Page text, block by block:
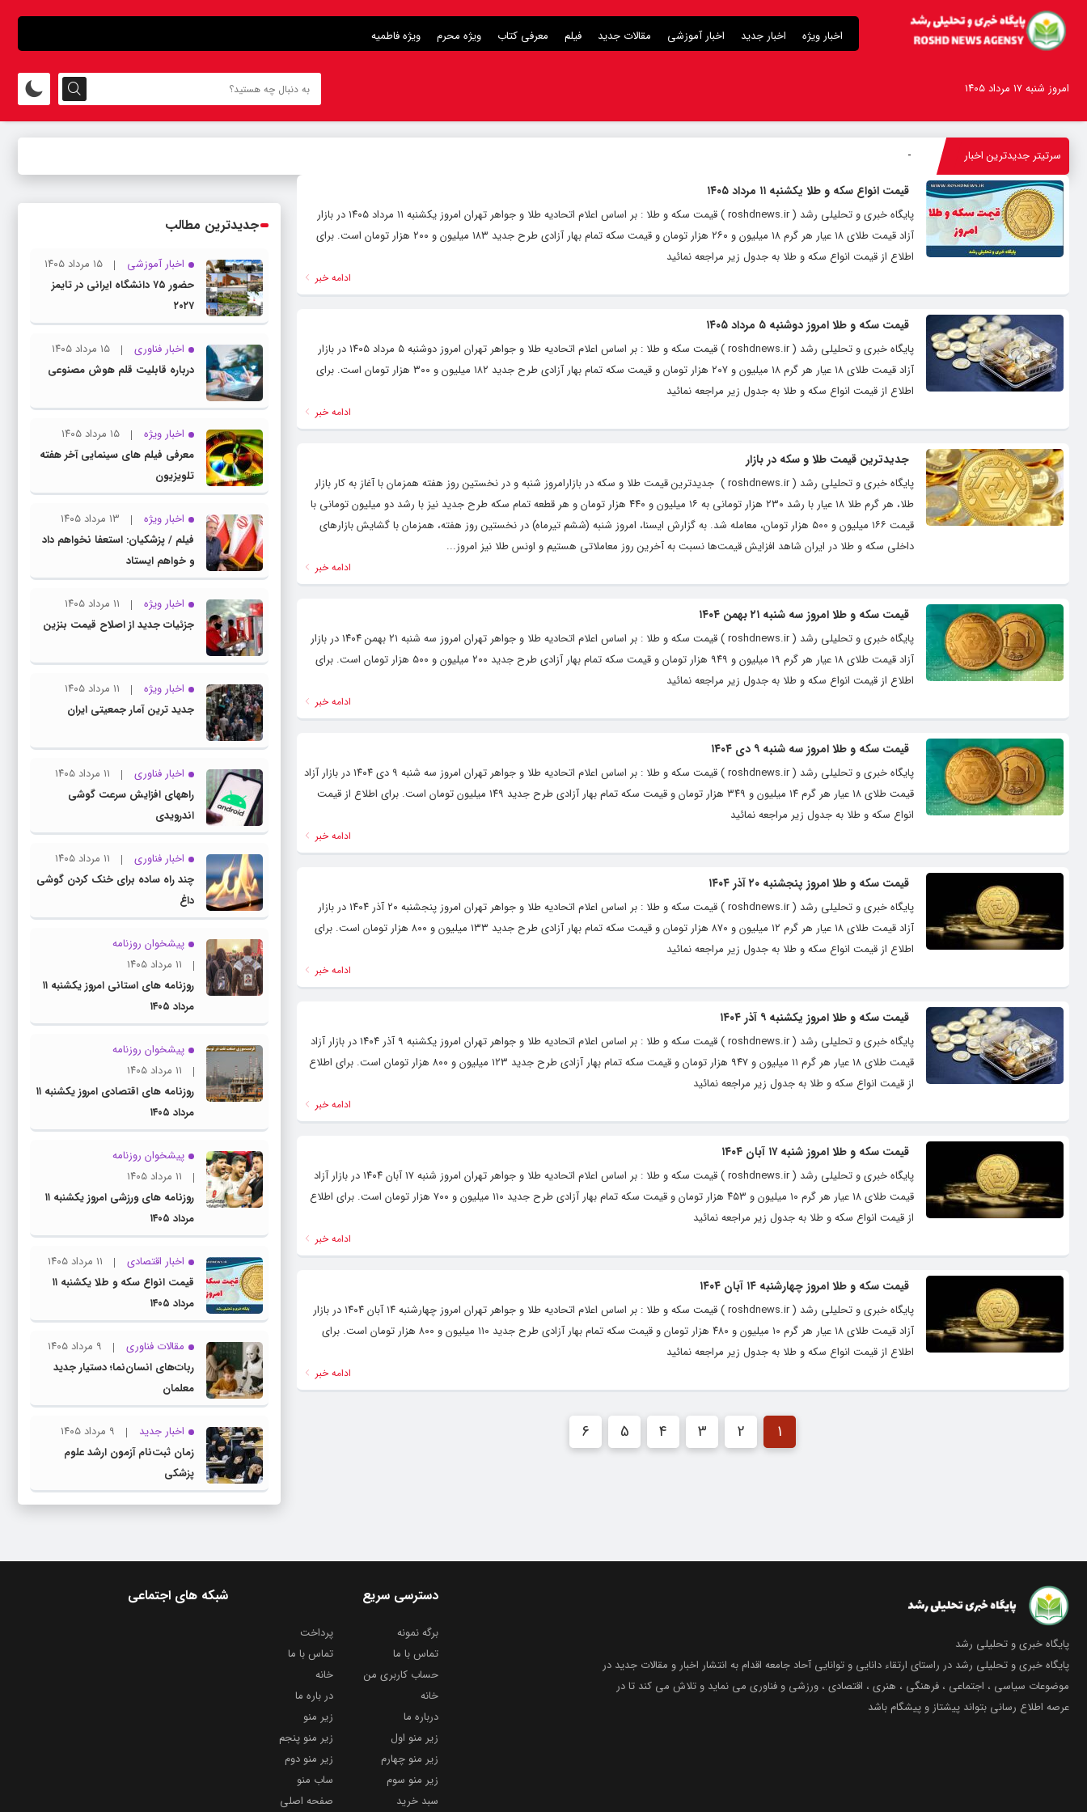
اخبار ویژه اخبار جدید اخبار آموزشی مقالات جدید فیلم معرفی کتاب ویژه محرم ویژه فاطمیه
امروز شنبه ۱۷ مرداد ۱۴۰۵
سرتیتر جدیدترین اخبار درباره قابلی
قیمت انواع سکه و طلا یکشنبه ۱۱ مرداد ۱۴۰۵
پایگاه خبری و تحلیلی رشد ( roshdnews.ir ) قیمت سکه و طلا : بر اساس اعلام اتحادیه طلا و جواهر تهران امروز یکشنبه ۱۱ مرداد ۱۴۰۵ در بازار
آزاد قیمت طلای ۱۸ عیار هر گرم ۱۸ میلیون و ۲۶۰ هزار تومان و قیمت سکه تمام‌ بهار آزادی طرح جدید ۱۸۳ میلیون و ۲۰۰ هزار تومان است. برای
اطلاع از قیمت انواع سکه و طلا به جدول زیر مراجعه نمائید
ادامه خبر
قیمت سکه و طلا امروز دوشنبه ۵ مرداد ۱۴۰۵
پایگاه خبری و تحلیلی رشد ( roshdnews.ir ) قیمت سکه و طلا : بر اساس اعلام اتحادیه طلا و جواهر تهران امروز دوشنبه ۵ مرداد ۱۴۰۵ در بازار
آزاد قیمت طلای ۱۸ عیار هر گرم ۱۸ میلیون و ۲۰۷ هزار تومان و قیمت سکه تمام‌ بهار آزادی طرح جدید ۱۸۲ میلیون و ۳۰۰ هزار تومان است. برای
اطلاع از قیمت انواع سکه و طلا به جدول زیر مراجعه نمائید
ادامه خبر
جدیدترین قیمت طلا و سکه در بازار
پایگاه خبری و تحلیلی رشد ( roshdnews.ir ) جدیدترین قیمت طلا و سکه در بازارامروز شنبه و در نخستین روز هفته همزمان با آغاز به کار بازار
طلا، هر گرم طلا ۱۸ عیار با رشد ۲۳۰ هزار تومانی به ۱۶ میلیون و ۴۴۰ هزار تومان و هر قطعه تمام سکه طرح جدید نیز با رشد دو میلیون تومانی با
قیمت ۱۶۶ میلیون و ۵۰۰ هزار تومان، معامله شد. به گزارش ایسنا، امروز شنبه (ششم تیرماه) در نخستین روز هفته، ‌همزمان با گشایش بازارهای
داخلی سکه و طلا در ایران شاهد افزایش قیمت‌ها نسبت به آخرین روز معاملاتی هستیم و اونس طلا نیز امروز...
ادامه خبر
قیمت سکه و طلا امروز سه شنبه ۲۱ بهمن ۱۴۰۴
پایگاه خبری و تحلیلی رشد ( roshdnews.ir ) قیمت سکه و طلا : بر اساس اعلام اتحادیه طلا و جواهر تهران امروز سه شنبه ۲۱ بهمن ۱۴۰۴ در بازار
آزاد قیمت طلای ۱۸ عیار هر گرم ۱۹ میلیون و ۹۴۹ هزار تومان و قیمت سکه تمام‌ بهار آزادی طرح جدید ۲۰۰ میلیون و ۵۰۰ هزار تومان است. برای
اطلاع از قیمت انواع سکه و طلا به جدول زیر مراجعه نمائید
ادامه خبر
قیمت سکه و طلا امروز سه شنبه ۹ دی ۱۴۰۴
پایگاه خبری و تحلیلی رشد ( roshdnews.ir ) قیمت سکه و طلا : بر اساس اعلام اتحادیه طلا و جواهر تهران امروز سه شنبه ۹ دی ۱۴۰۴ در بازار آزاد
قیمت طلای ۱۸ عیار هر گرم ۱۴ میلیون و ۳۴۹ هزار تومان و قیمت سکه تمام‌ بهار آزادی طرح جدید ۱۴۹ میلیون تومان است. برای اطلاع از قیمت
انواع سکه و طلا به جدول زیر مراجعه نمائید
ادامه خبر
قیمت سکه و طلا امروز پنجشنبه ۲۰ آذر ۱۴۰۴
پایگاه خبری و تحلیلی رشد ( roshdnews.ir ) قیمت سکه و طلا : بر اساس اعلام اتحادیه طلا و جواهر تهران امروز پنجشنبه ۲۰ آذر ۱۴۰۴ در بازار
آزاد قیمت طلای ۱۸ عیار هر گرم ۱۲ میلیون و ۸۷۰ هزار تومان و قیمت سکه تمام‌ بهار آزادی طرح جدید ۱۳۳ میلیون و ۸۰۰ هزار تومان است. برای
اطلاع از قیمت انواع سکه و طلا به جدول زیر مراجعه نمائید
ادامه خبر
قیمت سکه و طلا امروز یکشنبه ۹ آذر ۱۴۰۴
پایگاه خبری و تحلیلی رشد ( roshdnews.ir ) قیمت سکه و طلا : بر اساس اعلام اتحادیه طلا و جواهر تهران امروز یکشنبه ۹ آذر ۱۴۰۴ در بازار آزاد
قیمت طلای ۱۸ عیار هر گرم ۱۱ میلیون و ۹۴۷ هزار تومان و قیمت سکه تمام‌ بهار آزادی طرح جدید ۱۲۳ میلیون و ۸۰۰ هزار تومان است. برای اطلاع
از قیمت انواع سکه و طلا به جدول زیر مراجعه نمائید
ادامه خبر
قیمت سکه و طلا امروز شنبه ۱۷ آبان ۱۴۰۴
پایگاه خبری و تحلیلی رشد ( roshdnews.ir ) قیمت سکه و طلا : بر اساس اعلام اتحادیه طلا و جواهر تهران امروز شنبه ۱۷ آبان ۱۴۰۴ در بازار آزاد
قیمت طلای ۱۸ عیار هر گرم ۱۰ میلیون و ۴۵۳ هزار تومان و قیمت سکه تمام‌ بهار آزادی طرح جدید ۱۱۰ میلیون و ۷۰۰ هزار تومان است. برای اطلاع
از قیمت انواع سکه و طلا به جدول زیر مراجعه نمائید
ادامه خبر
قیمت سکه و طلا امروز چهارشنبه ۱۴ آبان ۱۴۰۴
پایگاه خبری و تحلیلی رشد ( roshdnews.ir ) قیمت سکه و طلا : بر اساس اعلام اتحادیه طلا و جواهر تهران امروز چهارشنبه ۱۴ آبان ۱۴۰۴ در بازار
آزاد قیمت طلای ۱۸ عیار هر گرم ۱۰ میلیون و ۴۸۰ هزار تومان و قیمت سکه تمام‌ بهار آزادی طرح جدید ۱۱۰ میلیون و ۸۰۰ هزار تومان است. برای
اطلاع از قیمت انواع سکه و طلا به جدول زیر مراجعه نمائید
ادامه خبر
1
2
3
4
5
6
جدیدترین مطالب
اخبار آموزشی
۱۵ مرداد ۱۴۰۵
حضور ۷۵ دانشگاه ایرانی در تایمز
۲۰۲۷
اخبار فناوری
۱۵ مرداد ۱۴۰۵
درباره قابلیت قلم هوش مصنوعی
اخبار ویژه
۱۵ مرداد ۱۴۰۵
معرفی فیلم های سینمایی آخر هفته
تلویزیون
اخبار ویژه
۱۳ مرداد ۱۴۰۵
فیلم / پزشکیان: استعفا نخواهم داد
و خواهم ایستاد
اخبار ویژه
۱۱ مرداد ۱۴۰۵
جزئیات جدید از اصلاح قیمت بنزین
اخبار ویژه
۱۱ مرداد ۱۴۰۵
جدید ترین آمار جمعیتی ایران
اخبار فناوری
۱۱ مرداد ۱۴۰۵
راههای افزایش سرعت گوشی
اندرویدی
اخبار فناوری
۱۱ مرداد ۱۴۰۵
چند راه‌ ساده برای خنک کردن گوشی
داغ
پیشخوان روزنامه
۱۱ مرداد ۱۴۰۵
روزنامه های استانی امروز یکشنبه ۱۱
مرداد ۱۴۰۵
پیشخوان روزنامه
۱۱ مرداد ۱۴۰۵
روزنامه های اقتصادی امروز یکشنبه ۱۱
مرداد ۱۴۰۵
پیشخوان روزنامه
۱۱ مرداد ۱۴۰۵
روزنامه های ورزشی امروز یکشنبه ۱۱
مرداد ۱۴۰۵
اخبار اقتصادی
۱۱ مرداد ۱۴۰۵
قیمت انواع سکه و طلا یکشنبه ۱۱
مرداد ۱۴۰۵
مقالات فناوری
۹ مرداد ۱۴۰۵
ربات‌های انسان‌نما؛ دستیار جدید
معلمان
اخبار جدید
۹ مرداد ۱۴۰۵
زمان ثبت‌نام آزمون ارشد علوم
پزشکی
پایگاه خبری و تحلیلی رشد
پایگاه خبری و تحلیلی رشد در راستای ارتقاء دانایی و توانایی آحاد جامعه اقدام به انتشار اخبار و مقالات جدید در
موضوعات سیاسی ، اجتماعی ، فرهنگی ، هنری ، اقتصادی ، ورزشی و فناوری می نماید و تلاش می کند تا در
عرصه اطلاع رسانی بتواند پیشتاز و پیشگام باشد
شبکه های اجتماعی دسترسی سریع
برگه نمونه
پرداخت
تماس با ما
تماس با ما
حساب کاربری من
خانه
خانه
در باره ما
درباره ما
زیر منو
زیر منو اول
زیر منو پنجم
زیر منو چهارم
زیر منو دوم
زیر منو سوم
ساب منو
سبد خرید
صفحه اصلی